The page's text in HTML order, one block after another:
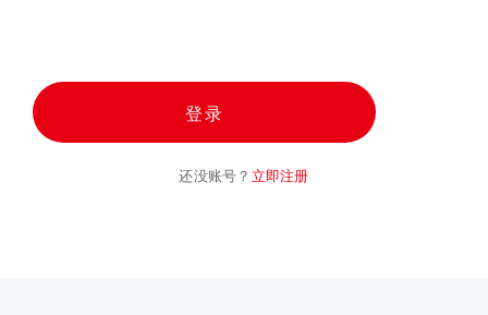
登录
还没账号？ 立即注册